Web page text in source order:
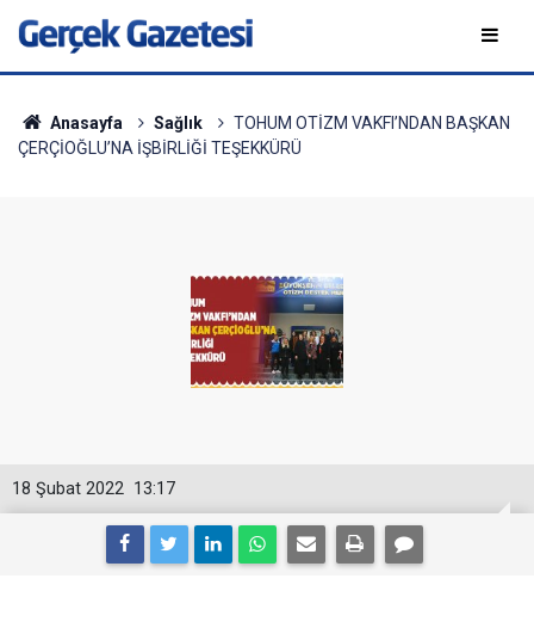
Anasayfa Sağlık
TOHUM OTİZM VAKFI’NDAN BAŞKAN
ÇERÇİOĞLU’NA İŞBİRLİĞİ TEŞEKKÜRÜ
13:17
18 Şubat 2022